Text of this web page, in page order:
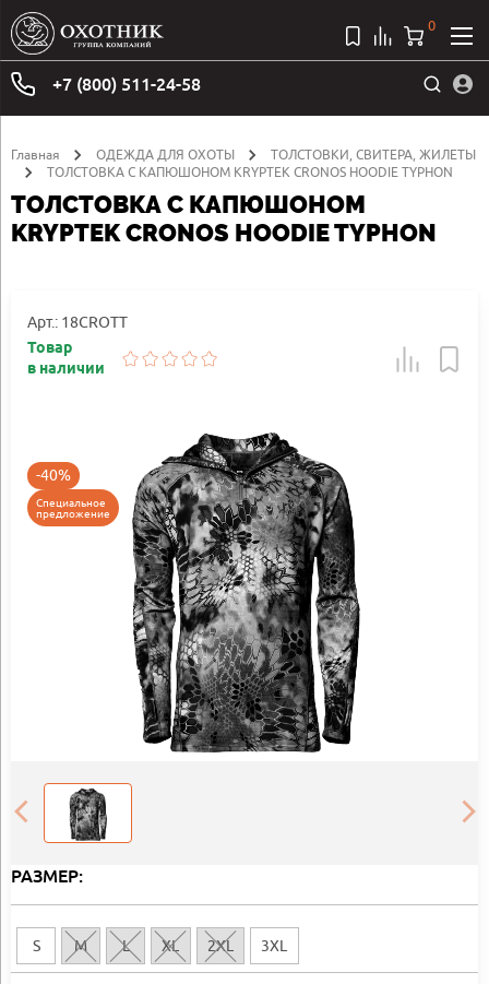
+7 (800) 511-24-58
0
Главная ОДЕЖДА ДЛЯ ОХОТЫ
ТОЛСТОВКИ, СВИТЕРА, ЖИЛЕТЫ
ТОЛСТОВКА С КАПЮШОНОМ KRYPTEK CRONOS HOODIE TYPHON
ТОЛСТОВКА С КАПЮШОНОМ
KRYPTEK CRONOS HOODIE TYPHON
Арт.: 18CROTT
Товар
в наличии
-40%
Специальное
предложение
РАЗМЕР:
S M L XL 2XL 3XL